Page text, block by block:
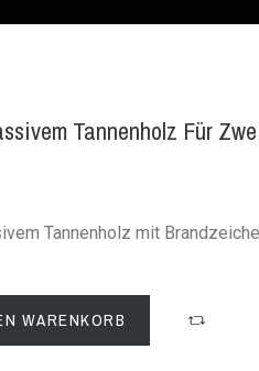
Tannenholz Für
Tannenholz mit
WARENKORB